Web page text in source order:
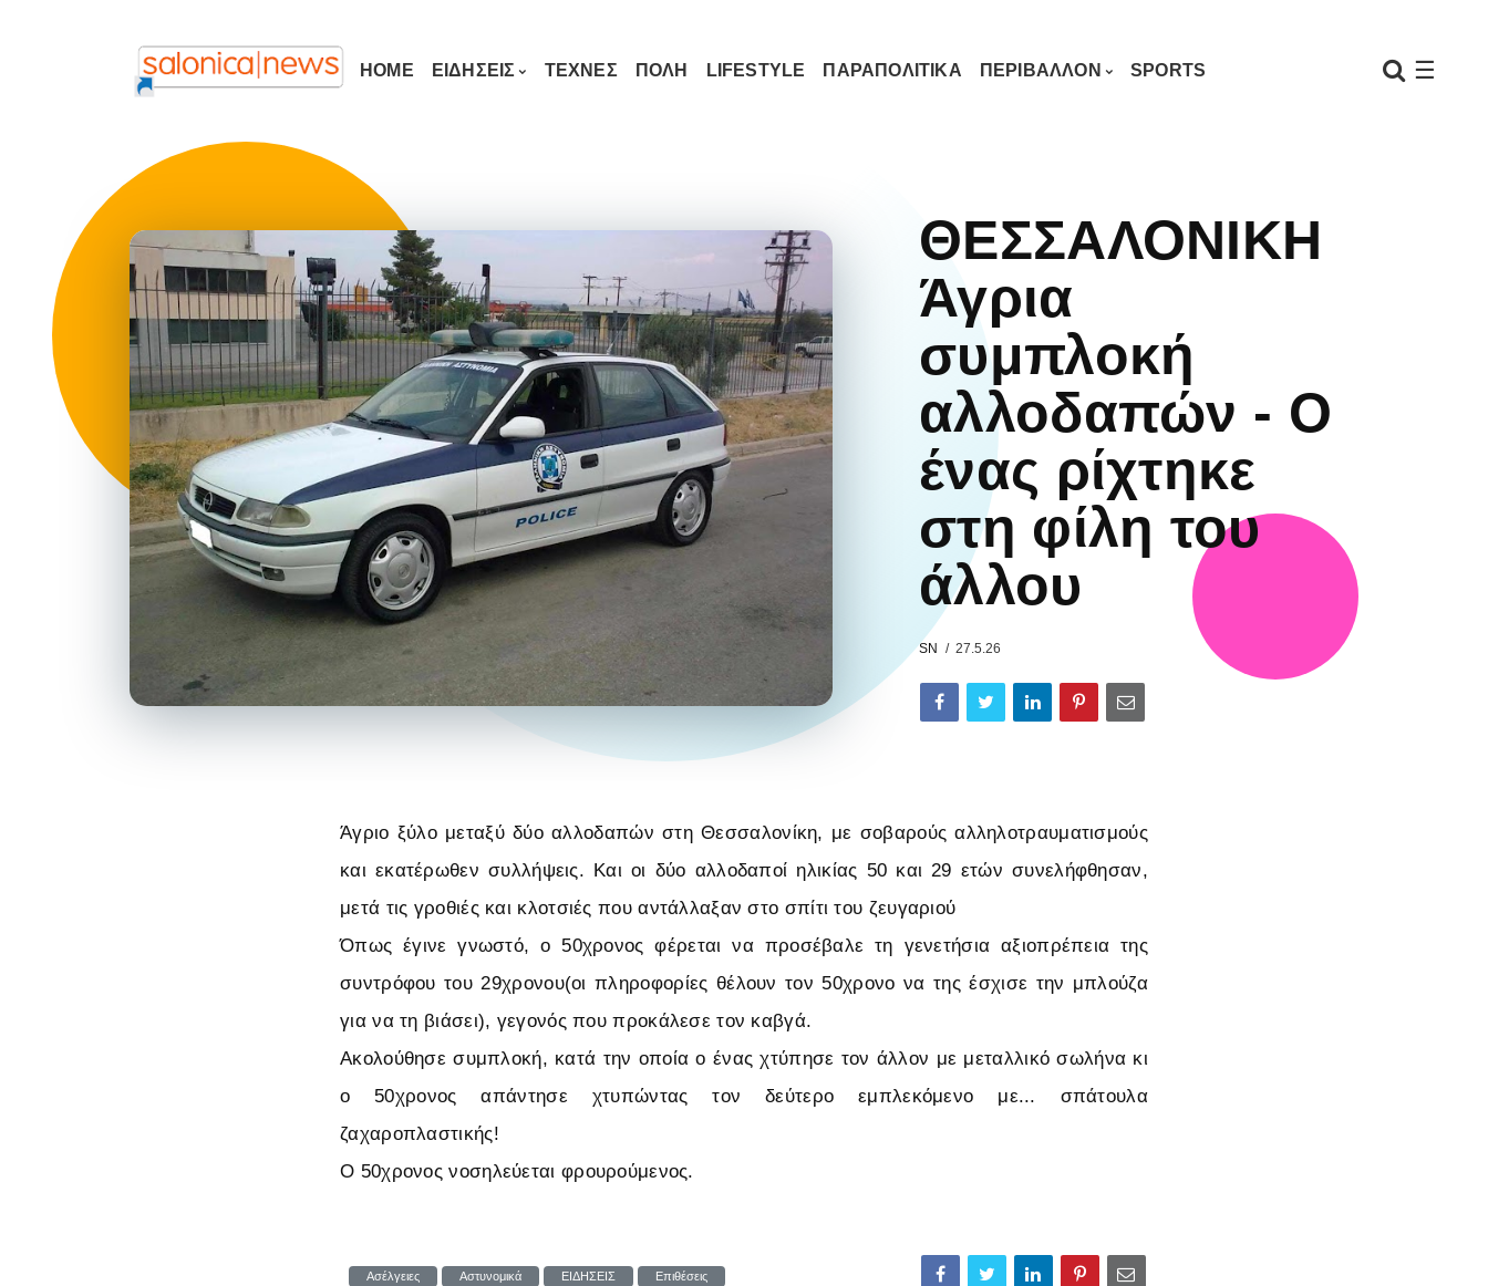
☰
HOME ΕΙΔΗΣΕΙΣ ΤΕΧΝΕΣ ΠΟΛΗ LIFESTYLE ΠΑΡΑΠΟΛΙΤΙΚΑ ΠΕΡΙΒΑΛΛΟΝ SPORTS
ΘΕΣΣΑΛΟΝΙΚΗ
Άγρια
συμπλοκή
αλλοδαπών - Ο
ένας ρίχτηκε
στη φίλη του
άλλου
SN 27.5.26
Άγριο ξύλο μεταξύ δύο αλλοδαπών στη Θεσσαλονίκη, με σοβαρούς αλληλοτραυματισμούς
και εκατέρωθεν συλλήψεις. Και οι δύο αλλοδαποί ηλικίας 50 και 29 ετών συνελήφθησαν,
μετά τις γροθιές και κλοτσιές που αντάλλαξαν στο σπίτι του ζευγαριού
Όπως έγινε γνωστό, ο 50χρονος φέρεται να προσέβαλε τη γενετήσια αξιοπρέπεια της
συντρόφου του 29χρονου(οι πληροφορίες θέλουν τον 50χρονο να της έσχισε την μπλούζα
για να τη βιάσει), γεγονός που προκάλεσε τον καβγά.
Ακολούθησε συμπλοκή, κατά την οποία ο ένας χτύπησε τον άλλον με μεταλλικό σωλήνα κι
ο 50χρονος απάντησε χτυπώντας τον δεύτερο εμπλεκόμενο με... σπάτουλα
ζαχαροπλαστικής!
Ο 50χρονος νοσηλεύεται φρουρούμενος.
Ασέλγειες Αστυνομικά ΕΙΔΗΣΕΙΣ Επιθέσεις